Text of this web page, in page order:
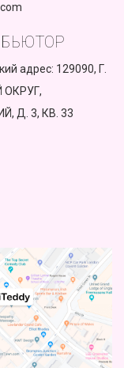
адрес: 129090, Г.
ОКРУГ,
Д. 3, КВ. 33